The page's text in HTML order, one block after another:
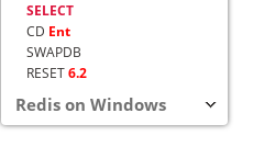
SELECT
CD Ent
SWAPDB
RESET6.2
Redis on Windows